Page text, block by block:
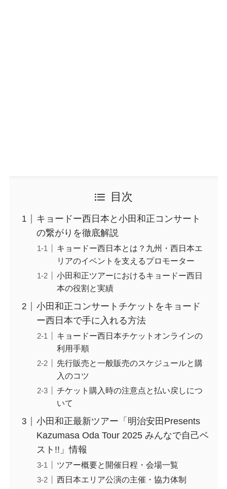
目次
キョードー西日本と小田和正コンサート
の繋がりを徹底解説
キョードー西日本とは？九州・西日本エ
リアのイベントを支えるプロモーター
小田和正ツアーにおけるキョードー西日
本の役割と実績
小田和正コンサートチケットをキョード
ー西日本で手に入れる方法
キョードー西日本チケットオンラインの
利用手順
先行販売と一般販売のスケジュールと購
入のコツ
チケット購入時の注意点と払い戻しにつ
いて
小田和正最新ツアー「明治安田Presents
Kazumasa Oda Tour 2025 みんなで自己ベ
スト!!」情報
ツアー概要と開催日程・会場一覧
西日本エリア公演の主催・協力体制